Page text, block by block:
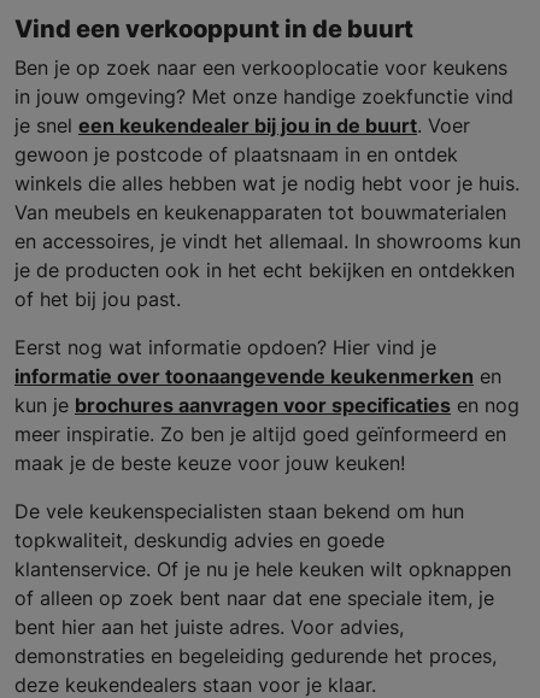
Vind een verkooppunt in de buurt
Ben je op zoek naar een verkooplocatie voor keukens
in jouw omgeving? Met onze handige zoekfunctie vind
je snel een keukendealer bij jou in de buurt. Voer
gewoon je postcode of plaatsnaam in en ontdek
winkels die alles hebben wat je nodig hebt voor je huis.
Van meubels en keukenapparaten tot bouwmaterialen
en accessoires, je vindt het allemaal. In showrooms kun
je de producten ook in het echt bekijken en ontdekken
of het bij jou past.
Eerst nog wat informatie opdoen? Hier vind je
informatie over toonaangevende keukenmerken en
kun je brochures aanvragen voor specificaties en nog
meer inspiratie. Zo ben je altijd goed geïnformeerd en
maak je de beste keuze voor jouw keuken!
De vele keukenspecialisten staan bekend om hun
topkwaliteit, deskundig advies en goede
klantenservice. Of je nu je hele keuken wilt opknappen
of alleen op zoek bent naar dat ene speciale item, je
bent hier aan het juiste adres. Voor advies,
demonstraties en begeleiding gedurende het proces,
deze keukendealers staan voor je klaar.